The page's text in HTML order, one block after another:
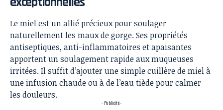
Le miel est un allié précieux pour soulager
naturellement les maux de gorge. Ses propriétés
antiseptiques, anti-inflammatoires et apaisantes
apportent un soulagement rapide aux muqueuses
irritées. Il suffit d’ajouter une simple cuillère de miel à
une infusion chaude ou à de l’eau tiède pour calmer
les douleurs.
- Publicité -